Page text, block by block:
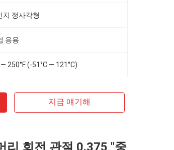
치 정사각형
응용
— 250°F (-51°C — 121°C)
지금 얘기해
리 회전 관절 0.375 "중